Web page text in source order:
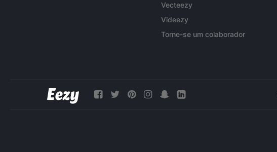
Vecteezy
Videezy
Torne-se um colaborador